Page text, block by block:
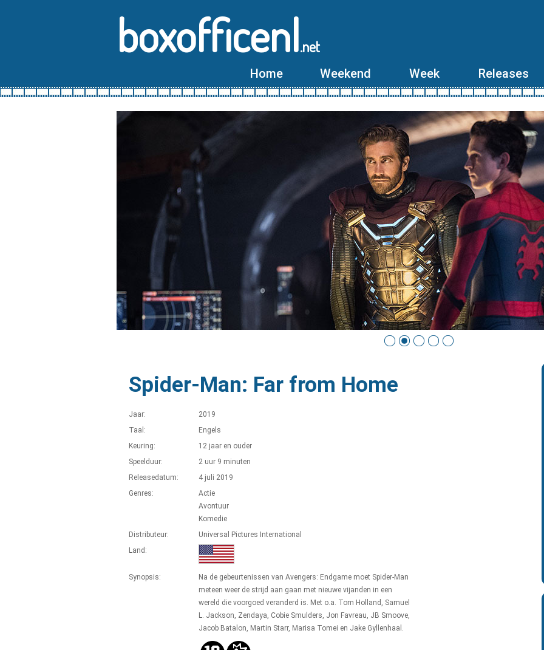
boxofficenl.net
Home Weekend Week Releases
Spider-Man: Far from Home
Jaar:
2019
Taal:
Engels
Keuring:
12 jaar en ouder
Speelduur:
2 uur 9 minuten
Releasedatum:
4 juli 2019
Genres:
Actie
Avontuur
Komedie
Distributeur:
Universal Pictures International
Land:
Synopsis:
Na de gebeurtenissen van Avengers: Endgame moet Spider-Man
meteen weer de strijd aan gaan met nieuwe vijanden in een
wereld die voorgoed veranderd is. Met o.a. Tom Holland, Samuel
L. Jackson, Zendaya, Cobie Smulders, Jon Favreau, JB Smoove,
Jacob Batalon, Martin Starr, Marisa Tomei en Jake Gyllenhaal.